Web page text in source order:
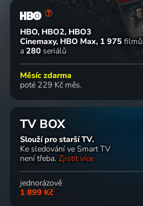
HBO, HBO2, HBO3
Cinemaxy, HBO Max 1 975 filmů
a 280 seriálů
Měsíc zdarma
poté 229 Kč měs.
TV BOX
Slouží pro starší TV.
Ke sledování ve Smart TV
není třeba. Zjistit více
jednorázově
1 899 Kč